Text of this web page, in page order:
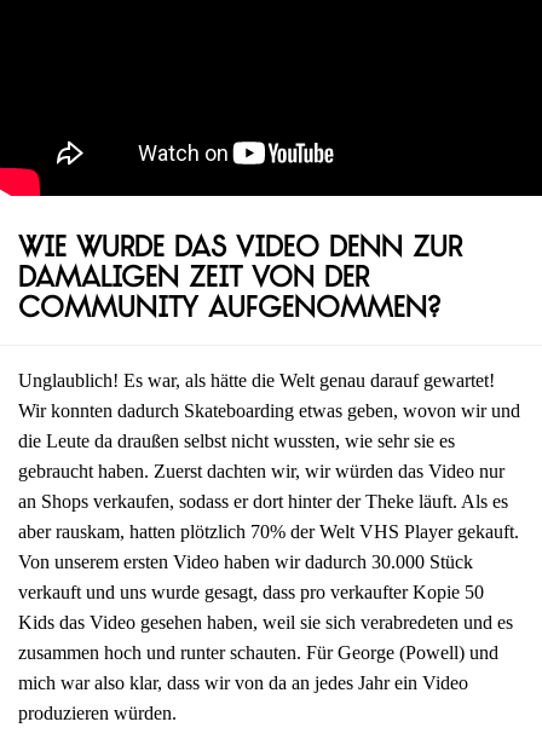
Wie wurde das Video denn zur
damaligen Zeit von der
Community aufgenommen?
Unglaublich! Es war, als hätte die Welt genau darauf gewartet!
Wir konnten dadurch Skateboarding etwas geben, wovon wir und
die Leute da draußen selbst nicht wussten, wie sehr sie es
gebraucht haben. Zuerst dachten wir, wir würden das Video nur
an Shops verkaufen, sodass er dort hinter der Theke läuft. Als es
aber rauskam, hatten plötzlich 70% der Welt VHS Player gekauft.
Von unserem ersten Video haben wir dadurch 30.000 Stück
verkauft und uns wurde gesagt, dass pro verkaufter Kopie 50
Kids das Video gesehen haben, weil sie sich verabredeten und es
zusammen hoch und runter schauten. Für George (Powell) und
mich war also klar, dass wir von da an jedes Jahr ein Video
produzieren würden.